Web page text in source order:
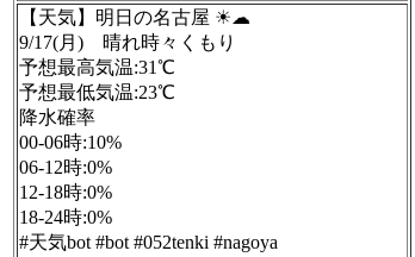
【天気】明日の名古屋 ☀☁
9/17(月) 晴れ時々くもり
予想最高気温:31℃
予想最低気温:23℃
降水確率
00-06時:10%
06-12時:0%
12-18時:0%
18-24時:0%
#天気bot #bot #052tenki #nagoya